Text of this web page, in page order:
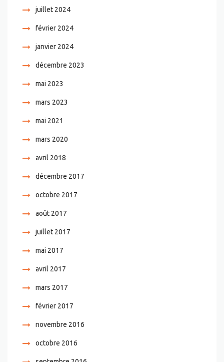
juillet 2024
février 2024
janvier 2024
décembre 2023
mai 2023
mars 2023
mai 2021
mars 2020
avril 2018
décembre 2017
octobre 2017
août 2017
juillet 2017
mai 2017
avril 2017
mars 2017
février 2017
novembre 2016
octobre 2016